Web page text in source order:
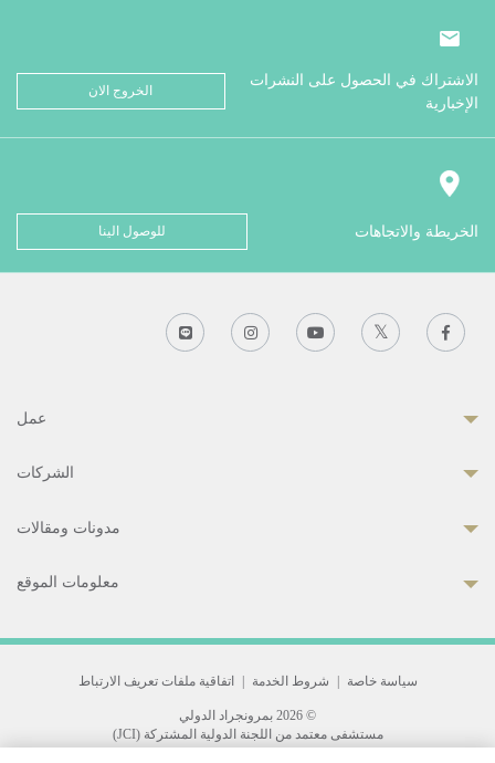
الاشتراك في الحصول على النشرات
الإخبارية
الخروج الان
الخريطة والاتجاهات للوصول الينا
عمل
الشركات
مدونات ومقالات
معلومات الموقع
سياسة خاصة شروط الخدمة اتفاقية ملفات تعريف الارتباط
© 2026 بمرونجراد الدولي
مستشفى معتمد من اللجنة الدولية المشتركة (JCI)